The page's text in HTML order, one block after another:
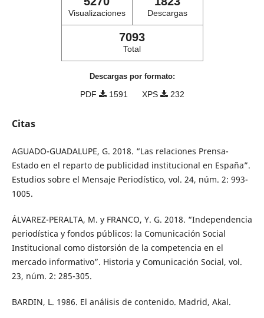
Visualizaciones Descargas
7093
Total
Descargas por formato:
PDF 1591 XPS 232
Citas
AGUADO-GUADALUPE, G. 2018. “Las relaciones Prensa-
Estado en el reparto de publicidad institucional en España”.
Estudios sobre el Mensaje Periodístico, vol. 24, núm. 2: 993-
1005.
ÁLVAREZ-PERALTA, M. y FRANCO, Y. G. 2018. “Independencia
periodística y fondos públicos: la Comunicación Social
Institucional como distorsión de la competencia en el
mercado informativo”. Historia y Comunicación Social, vol.
23, núm. 2: 285-305.
BARDIN, L. 1986. El análisis de contenido. Madrid, Akal.